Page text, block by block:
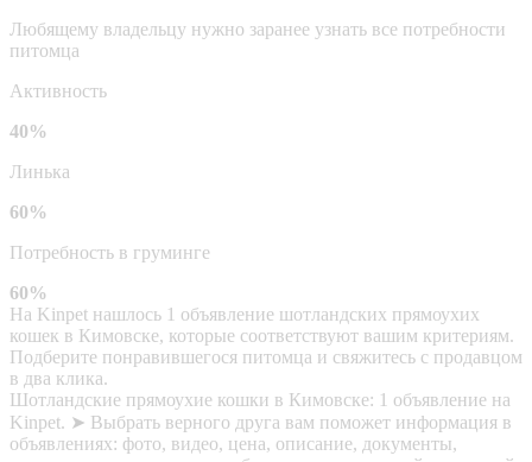
Любящему владельцу нужно заранее узнать все потребности
питомца
Активность
40%
Линька
60%
Потребность в груминге
60%
На Kinpet нашлось 1 объявление шотландских прямоухих
кошек в Кимовске, которые соответствуют вашим критериям.
Подберите понравившегося питомца и свяжитесь с продавцом
в два клика.
Шотландские прямоухие кошки в Кимовске: 1 объявление на
Kinpet. ➤ Выбрать верного друга вам поможет информация в
объявлениях: фото, видео, цена, описание, документы,